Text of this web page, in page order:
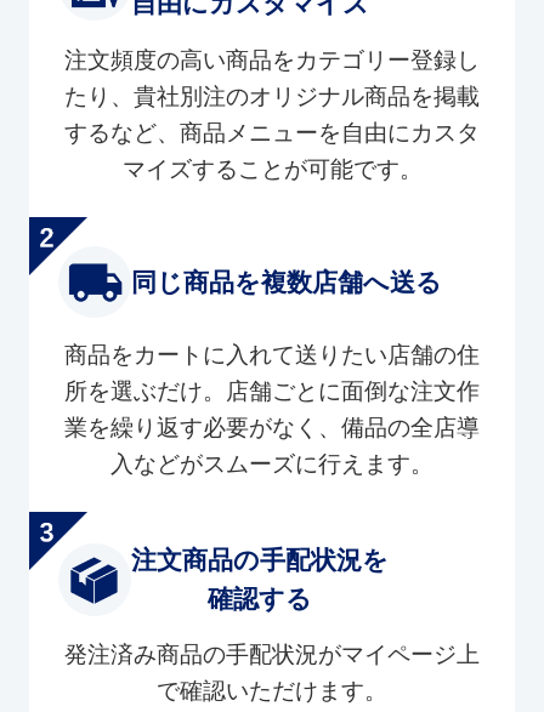
注文頻度の高い商品をカテゴリー登録し
たり、貴社別注のオリジナル商品を掲載
するなど、商品メニューを自由にカスタ
マイズすることが可能です。
同じ商品を複数店舗へ送る
商品をカートに入れて送りたい店舗の住
所を選ぶだけ。店舗ごとに面倒な注文作
業を繰り返す必要がなく、備品の全店導
入などがスムーズに行えます。
注文商品の手配状況を
確認する
発注済み商品の手配状況がマイページ上
で確認いただけます。